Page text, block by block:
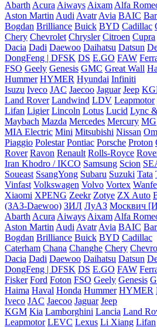
Abarth Acura Aiways Aixam Alfa
Aston Martin Audi Avatr Avia BAIC
Bogdan Brilliance Buick BYD Cadillac
Chery Chevrolet Chrysler Citroen Cupra
Dacia Dadi Daewoo Daihatsu Datsun
DongFeng | DFSK DS E.GO FAW
FSO Geely Genesis GMC Great Wall
Hummer HYMER Hyundai Infiniti
Isuzu Iveco JAC Jaecoo Jaguar Jeep
Land Rover Landwind LDV Leapmotor
Lifan Ligier Lincoln Lotus Lucid Lync
Maybach Mazda Mercedes Mercury MG
MIA Electric Mini Mitsubishi Nissan
Piaggio Polestar Pontiac Porsche Proton
Rover Ravon Renault Rolls-Royce
Iran Khodro / IKCO Samsung Scion
Soueast SsangYong Subaru Suzuki Tata
Vinfast Volkswagen Volvo Vortex
Xiaomi XPENG Zeekr Zotye ZX Auto
(ЗАЗ-Daewoo) ЗИЛ ЛуАЗ Москвич
Abarth Acura Aiways Aixam Alfa
Aston Martin Audi Avatr Avia BAIC
Bogdan Brilliance Buick BYD Cadillac
Caterham Chana Changhe Chery
Dacia Dadi Daewoo Daihatsu Datsun
DongFeng | DFSK DS E.GO FAW
Fisker Ford Foton FSO Geely Genesis
Haima Haval Honda Hummer HYMER
Iveco JAC Jaecoo Jaguar Jeep
KGM Kia Lamborghini Lancia Land
Leapmotor LEVC Lexus Li Xiang Lifan